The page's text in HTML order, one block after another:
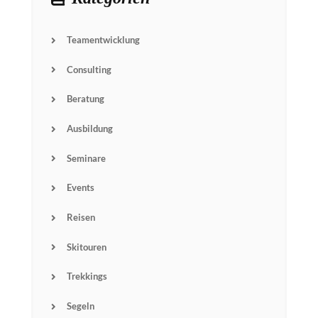
Teamentwicklung
Consulting
Beratung
Ausbildung
Seminare
Events
Reisen
Skitouren
Trekkings
Segeln